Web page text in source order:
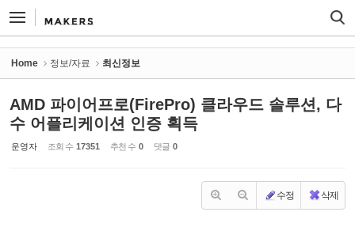
Home 정보/자료 최신정보
AMD 파이어프로(FirePro) 클라우드 솔루션, 다
수 어플리케이션 인증 획득
운영자 조회 수 17351 추천 수 0 댓글 0
수정 삭제